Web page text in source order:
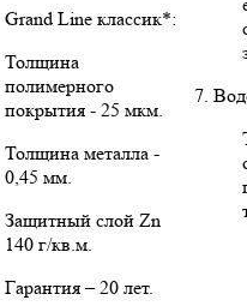
Grand Line классик*:
Толщина
полимерного
покрытия - 25 мкм.
Толщина металла -
0,45 мм.
Защитный слой Zn
140 г/кв.м.
Гарантия – 20 лет.
7.